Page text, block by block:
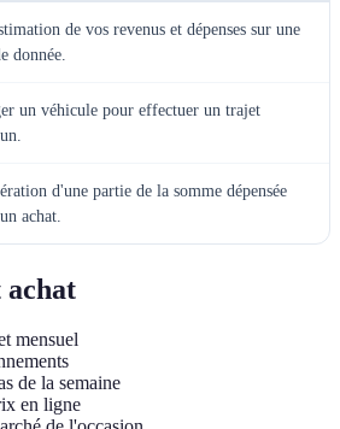
de vos revenus et dépenses sur une
donnée.
un véhicule pour effectuer un trajet
d'une partie de la somme dépensée
achat.
achat
mensuel
de la semaine
en ligne